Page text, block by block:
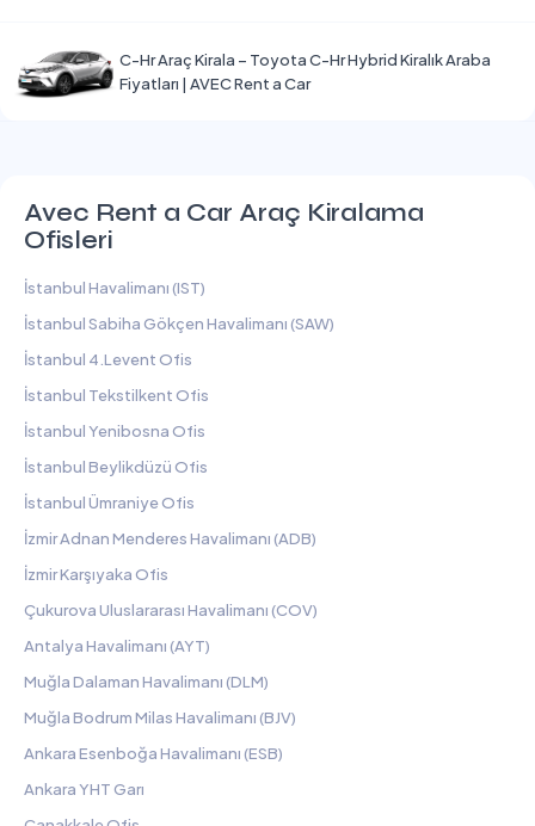
C-Hr Araç Kirala – Toyota C-Hr Hybrid Kiralık Araba
Fiyatları | AVEC Rent a Car
Avec Rent a Car Araç Kiralama
Ofisleri
İstanbul Havalimanı (IST)
İstanbul Sabiha Gökçen Havalimanı (SAW)
İstanbul 4.Levent Ofis
İstanbul Tekstilkent Ofis
İstanbul Yenibosna Ofis
İstanbul Beylikdüzü Ofis
İstanbul Ümraniye Ofis
İzmir Adnan Menderes Havalimanı (ADB)
İzmir Karşıyaka Ofis
Çukurova Uluslararası Havalimanı (COV)
Antalya Havalimanı (AYT)
Muğla Dalaman Havalimanı (DLM)
Muğla Bodrum Milas Havalimanı (BJV)
Ankara Esenboğa Havalimanı (ESB)
Ankara YHT Garı